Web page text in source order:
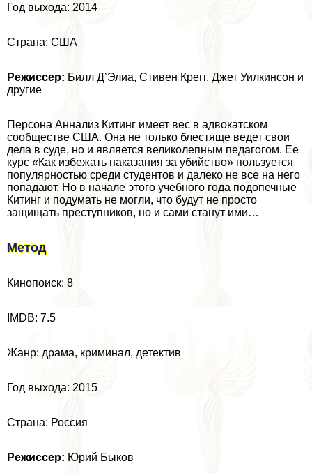
Год выхода: 2014
Страна: США
Режиссер: Билл Д’Элиа, Стивен Крегг, Джет Уилкинсон и
другие
Персона Аннализ Китинг имеет вес в адвокатском
сообществе США. Она не только блестяще ведет свои
дела в суде, но и является великолепным педагогом. Ее
курс «Как избежать наказания за убийство» пользуется
популярностью среди студентов и далеко не все на него
попадают. Но в начале этого учебного года подопечные
Китинг и подумать не могли, что будут не просто
защищать преступников, но и сами станут ими…
Метод
Кинопоиск: 8
IMDB: 7.5
Жанр: драма, криминал, детектив
Год выхода: 2015
Страна: Россия
Режиссер: Юрий Быков